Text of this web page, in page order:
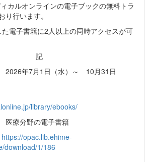
カルオンラインの電子ブックの無料トラ
り行います。
電子書籍に2人以上の同時アクセスが可
記
2026年7月1日（水）～ 10月31日
library/ebooks/
野の電子書籍
https://opac.lib.ehime-
download/1/186